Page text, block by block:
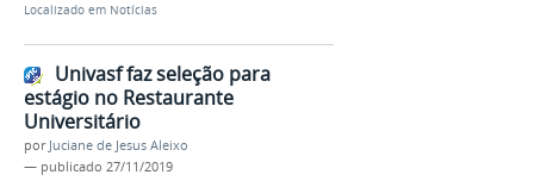
Localizado em Notícias
Univasf faz seleção para
estágio no Restaurante
Universitário
por Juciane de Jesus Aleixo
— publicado 27/11/2019